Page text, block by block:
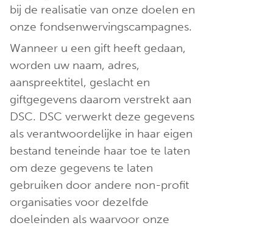
bij de realisatie van onze doelen en
onze fondsenwervingscampagnes.
Wanneer u een gift heeft gedaan,
worden uw naam, adres,
aanspreektitel, geslacht en
giftgegevens daarom verstrekt aan
DSC. DSC verwerkt deze gegevens
als verantwoordelijke in haar eigen
bestand teneinde haar toe te laten
om deze gegevens te laten
gebruiken door andere non-profit
organisaties voor dezelfde
doeleinden als waarvoor onze